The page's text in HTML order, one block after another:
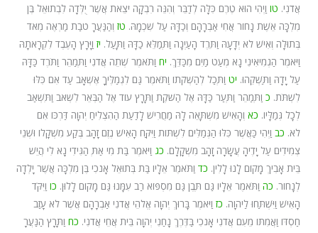
אֲדֹנִי. טו וַיְהִי הוּא טֶרֶם כִּלָּה לְדַבֵּר וְהִנֵּה רִבְקָה יֹצֵאת אֲשֶׁר יֻלְּדָה לִבְתוּאֵל בֶּן
מִלְכָּה אֵשֶׁת נָחוֹר אֲחִי אַבְרָהָם וְכַדָּהּ עַל שִׁכְמָהּ. טז וְהַנַּעֲרָ טֹבַת מַרְאֶה מְאֹד
בְּתוּלָה וְאִישׁ לֹא יְדָעָהּ וַתֵּרֶד הָעַיְנָה וַתְּמַלֵּא כַדָּהּ וַתָּעַל. יז וַיָּרָץ הָעֶבֶד לִקְרָאתָהּ
וַיֹּאמֶר הַגְמִיאִינִי נָא מְעַט מַיִם מִכַּדֵּךְ. יח וַתֹּאמֶר שְׁתֵה אֲדֹנִי וַתְּמַהֵר וַתֹּרֶד כַּדָּהּ
עַל יָדָהּ וַתַּשְׁקֵהוּ. יט וַתְּכַל לְהַשְׁקֹתוֹ וַתֹּאמֶר גַּם לִגְמַלֶּיךָ אֶשְׁאָב עַד אִם כִּלּוּ
לִשְׁתֹּת. כ וַתְּמַהֵר וַתְּעַר כַּדָּהּ אֶל הַשֹּׁקֶת וַתָּרָץ עוֹד אֶל הַבְּאֵר לִשְׁאֹב וַתִּשְׁאַב
לְכָל גְּמַלָּיו. כא וְהָאִישׁ מִשְׁתָּאֵה לָהּ מַחֲרִישׁ לָדַעַת הַהִצְלִיחַ יְהוָה דַּרְכּוֹ אִם
לֹא. כב וַיְהִי כַּאֲשֶׁר כִּלּוּ הַגְּמַלִּים לִשְׁתּוֹת וַיִּקַּח הָאִישׁ נֶזֶם זָהָב בֶּקַע מִשְׁקָלוֹ וּשְׁנֵי
צְמִידִים עַל יָדֶיהָ עֲשָׂרָה זָהָב מִשְׁקָלָם. כג וַיֹּאמֶר בַּת מִי אַתְּ הַגִּידִי נָא לִי הֲיֵשׁ
בֵּית אָבִיךְ מָקוֹם לָנוּ לָלִין. כד וַתֹּאמֶר אֵלָיו בַּת בְּתוּאֵל אָנֹכִי בֶּן מִלְכָּה אֲשֶׁר יָלְדָה
לְנָחוֹר. כה וַתֹּאמֶר אֵלָיו גַּם תֶּבֶן גַּם מִסְפּוֹא רַב עִמָּנוּ גַּם מָקוֹם לָלוּן. כו וַיִּקֹּד
הָאִישׁ וַיִּשְׁתַּחוּ לַיהוָה. כז וַיֹּאמֶר בָּרוּךְ יְהוָה אֱלֹהֵי אֲדֹנִי אַבְרָהָם אֲשֶׁר לֹא עָזַב
חַסְדּוֹ וַאֲמִתּוֹ מֵעִם אֲדֹנִי אָנֹכִי בַּדֶּרֶךְ נָחַנִי יְהוָה בֵּית אֲחֵי אֲדֹנִי. כח וַתָּרָץ הַנַּעֲרָ